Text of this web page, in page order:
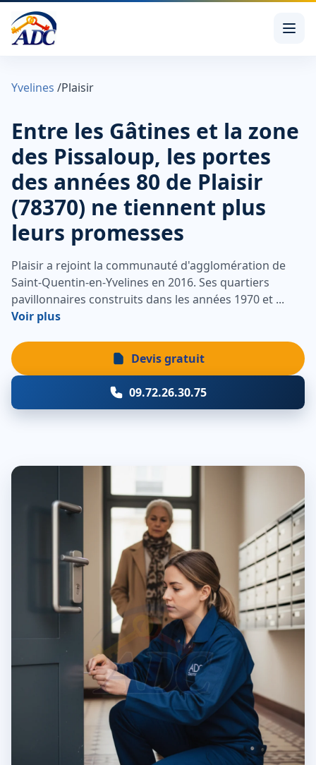
Yvelines /Plaisir
Entre les Gâtines et la zone
des Pissaloup, les portes
des années 80 de Plaisir
(78370) ne tiennent plus
leurs promesses
Plaisir a rejoint la communauté d'agglomération de
Saint-Quentin-en-Yvelines en 2016. Ses quartiers
pavillonnaires construits dans les années 1970 et ...
Voir plus
Devis gratuit
09.72.26.30.75